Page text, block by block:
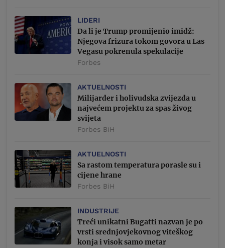
LIDERI
Da li je Trump promijenio imidž:
Njegova frizura tokom govora u Las
Vegasu pokrenula spekulacije
Forbes
AKTUELNOSTI
Milijarder i holivudska zvijezda u
najvećem projektu za spas živog
svijeta
Forbes BiH
AKTUELNOSTI
Sa rastom temperatura porasle su i
cijene hrane
Forbes BiH
INDUSTRIJE
Treći unikatni Bugatti nazvan je po
vrsti srednjovjekovnog viteškog
konja i visok samo metar